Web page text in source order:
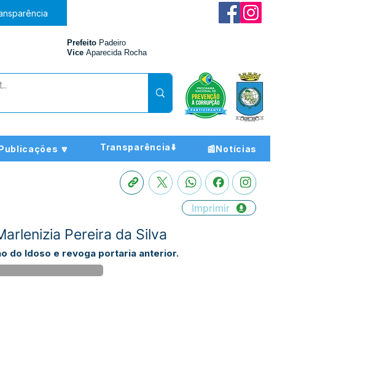
Prefeito Padeiro
Vice Aparecida Rocha
🔽 Transparência⬇️ 📰Notícias
Imprimir
Pereira da Silva
do Idoso e revoga portaria anterior.